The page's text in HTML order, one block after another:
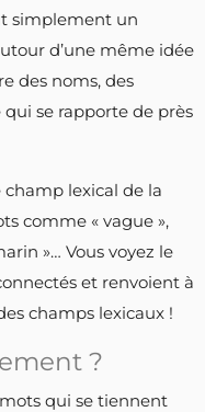
simplement un
d’une même idée
des noms, des
se rapporte de près
lexical de la
comme « vague »,
»… Vous voyez le
et renvoient à
champs lexicaux !
?
mots qui se tiennent